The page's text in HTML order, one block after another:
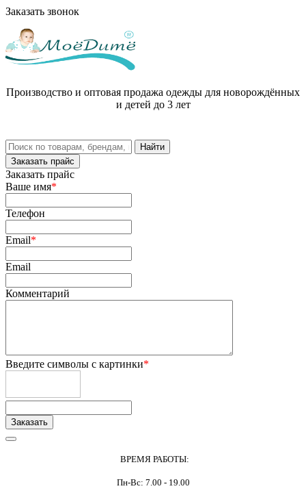
Заказать звонок
Производство и оптовая продажа одежды для новорождённых
и детей до 3 лет
Заказать прайс
Заказать прайс
Ваше имя*
Телефон
Email*
Email
Комментарий
Введите символы с картинки*
ВРЕМЯ РАБОТЫ:
Пн-Вс: 7.00 - 19.00